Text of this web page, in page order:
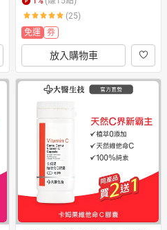
(25)
免運
券
放入購物車